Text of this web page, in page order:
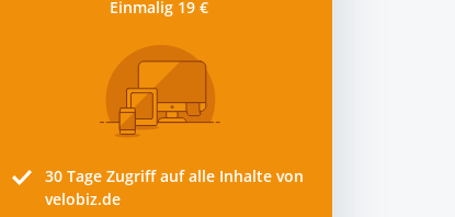
Einmalig 19 €
30 Tage Zugriff auf alle Inhalte von
velobiz.de